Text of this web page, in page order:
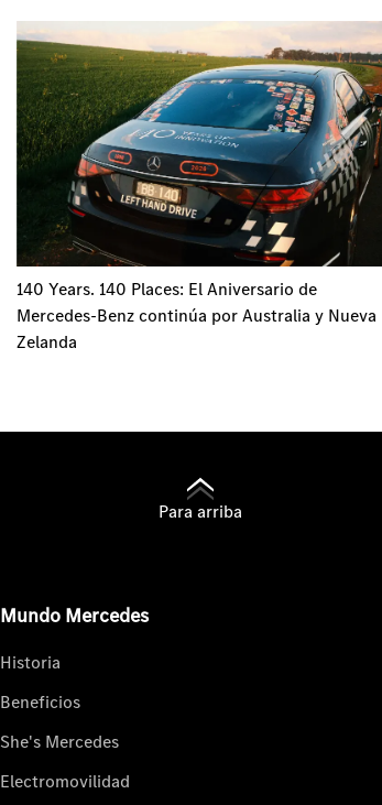
140 Years. 140 Places: El Aniversario de
Mercedes-Benz continúa por Australia y Nueva
Zelanda
Para arriba
Mundo Mercedes
Historia
Beneficios
She's Mercedes
Electromovilidad